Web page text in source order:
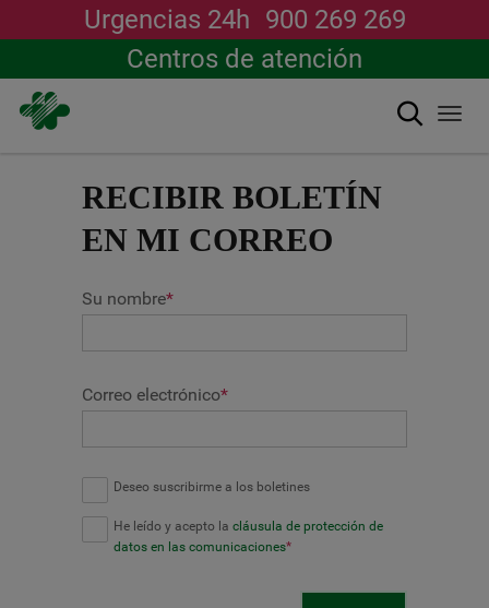
Urgencias 24h 900 269 269
Centros de atención
Buscar
RECIBIR BOLETÍN
EN MI CORREO
Su nombre*
Correo electrónico*
Deseo suscribirme a los boletines
He leído y acepto la cláusula de protección de
datos en las comunicaciones*